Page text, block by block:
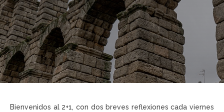
Bienvenidos al 2+1, con dos breves reflexiones cada viernes